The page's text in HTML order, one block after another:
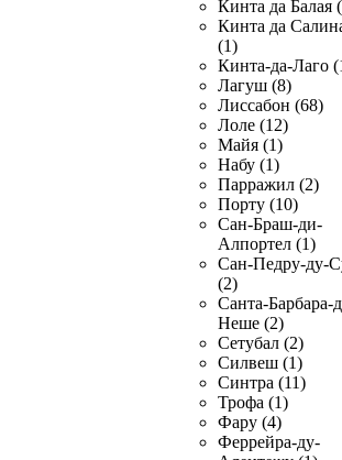
Кинта да Балая
Кинта да
(1)
Кинта-да-Лаго
Лагуш (8)
Лиссабон (68)
Лоле (12)
Майя (1)
Набу (1)
Парражил (2)
Порту (10)
Сан-Браш-ди-
Алпортел (1)
Сан-Педру-ду-
(2)
Санта-Барбара-
Неше (2)
Сетубал (2)
Силвеш (1)
Синтра (11)
Трофа (1)
Фару (4)
Феррейра-ду-